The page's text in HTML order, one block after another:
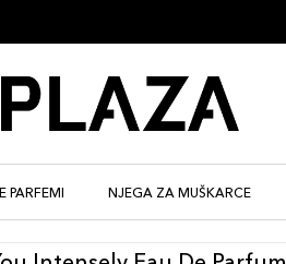
PARFEMI NJEGA ZA MUŠKARCE